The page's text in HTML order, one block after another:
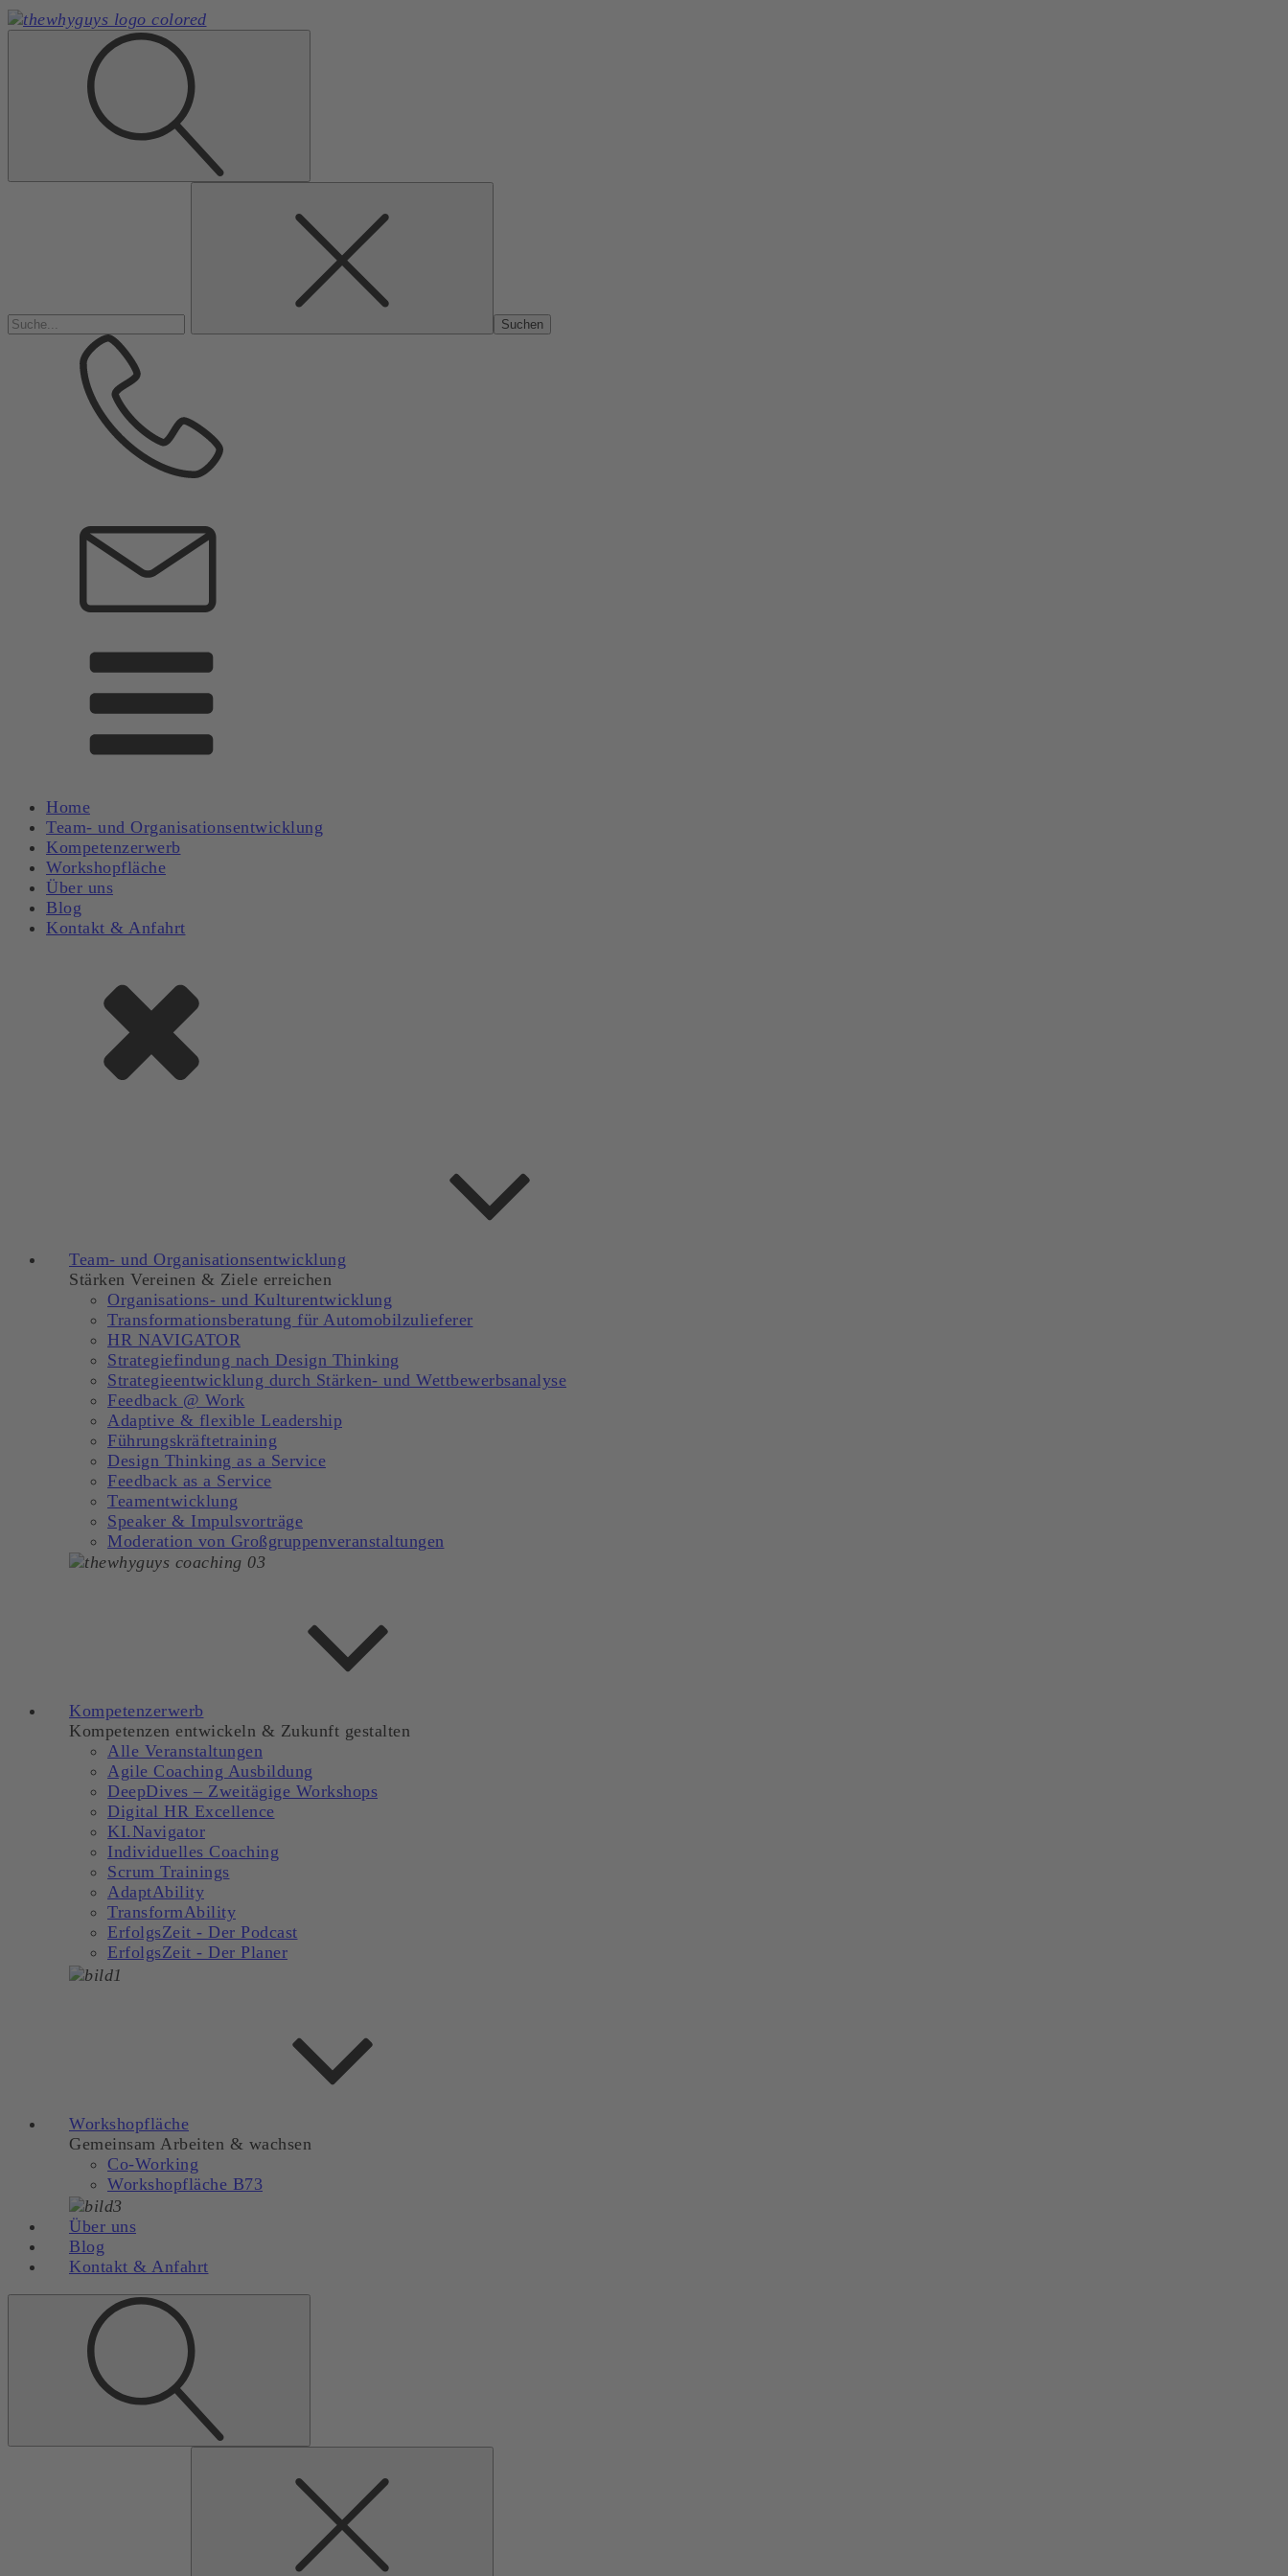
Home
Team- und Organisationsentwicklung
Kompetenzerwerb
Workshopfläche
Über uns
Blog
Kontakt & Anfahrt
Team- und Organisationsentwicklung
Stärken Vereinen & Ziele erreichen
Organisations- und Kulturentwicklung
Transformationsberatung für Automobilzulieferer
HR NAVIGATOR
Strategiefindung nach Design Thinking
Strategieentwicklung durch Stärken- und Wettbewerbsanalyse
Feedback @ Work
Adaptive & flexible Leadership
Führungskräftetraining
Design Thinking as a Service
Feedback as a Service
Teamentwicklung
Speaker & Impulsvorträge
Moderation von Großgruppenveranstaltungen
Kompetenzerwerb
Kompetenzen entwickeln & Zukunft gestalten
Alle Veranstaltungen
Agile Coaching Ausbildung
DeepDives – Zweitägige Workshops
Digital HR Excellence
KI.Navigator
Individuelles Coaching
Scrum Trainings
AdaptAbility
TransformAbility
ErfolgsZeit - Der Podcast
ErfolgsZeit - Der Planer
Workshopfläche
Gemeinsam Arbeiten & wachsen
Co-Working
Workshopfläche B73
Über uns
Blog
Kontakt & Anfahrt